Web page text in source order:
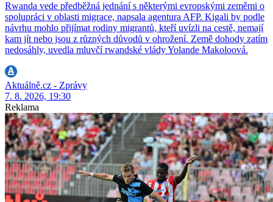
Rwanda vede předběžná jednání s některými evropskými zeměmi o
spolupráci v oblasti migrace, napsala agentura AFP. Kigali by podle
návrhu mohlo přijímat rodiny migrantů, kteří uvízli na cestě, nemají
kam jít nebo jsou z různých důvodů v ohrožení. Země dohody zatím
nedosáhly, uvedla mluvčí rwandské vlády Yolande Makoloová.
Aktuálně.cz - Zprávy
7. 8. 2026, 19:30
Reklama